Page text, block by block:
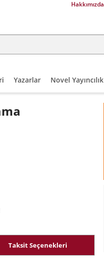
Hakkımızda
Yazarlar Novel Yayıncılık
Taksit Seçenekleri